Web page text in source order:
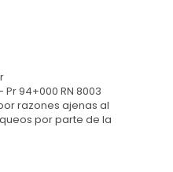
94+000 RN 8003
razones ajenas al
por parte de la